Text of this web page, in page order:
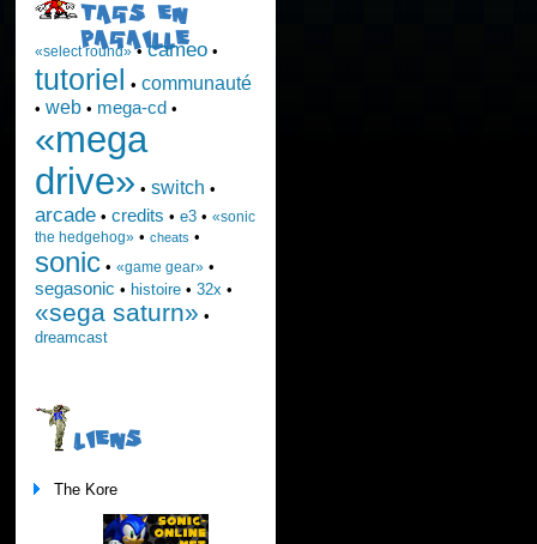
TAGS EN
PAGAILLE
«select round»•cameo•
tutoriel • communauté
• web• mega-cd •
«mega
drive» • switch •
arcade• credits • e3• «sonic
the hedgehog»• cheats •
sonic• «game gear»•
segasonic • histoire• 32x •
«sega saturn» •
dreamcast
LIENS
The Kore